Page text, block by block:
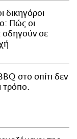
δικηγόροι
Πώς οι
οδηγούν σε
στο σπίτι δεν
τρόπο.